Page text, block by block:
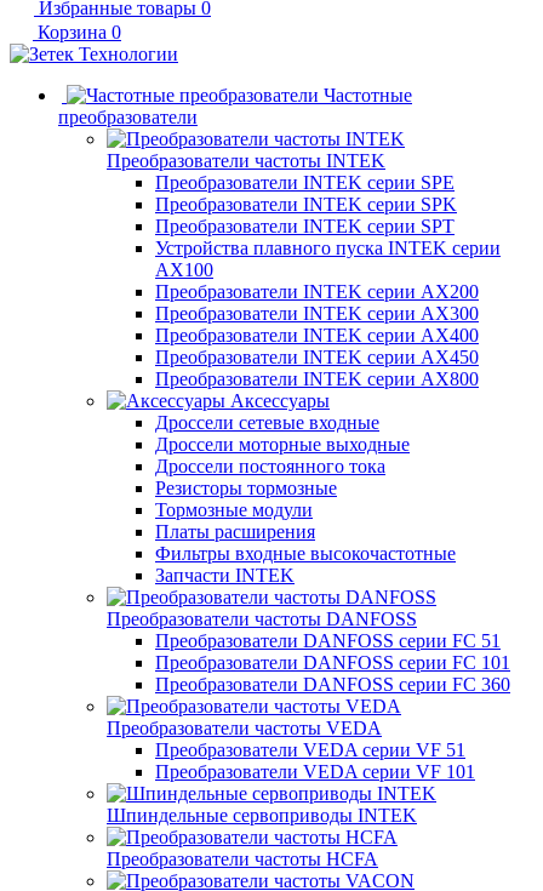
Избранные товары 0
Корзина 0
Частотные
преобразователи
Преобразователи частоты INTEK
Преобразователи INTEK серии SPE
Преобразователи INTEK серии SPK
Преобразователи INTEK серии SPT
Устройства плавного пуска INTEK серии
AX100
Преобразователи INTEK серии AX200
Преобразователи INTEK серии AX300
Преобразователи INTEK серии AX400
Преобразователи INTEK серии AX450
Преобразователи INTEK серии AX800
Аксессуары
Дроссели сетевые входные
Дроссели моторные выходные
Дроссели постоянного тока
Резисторы тормозные
Тормозные модули
Платы расширения
Фильтры входные высокочастотные
Запчасти INTEK
Преобразователи частоты DANFOSS
Преобразователи DANFOSS серии FC 51
Преобразователи DANFOSS серии FC 101
Преобразователи DANFOSS серии FC 360
Преобразователи частоты VEDA
Преобразователи VEDA серии VF 51
Преобразователи VEDA серии VF 101
Шпиндельные сервоприводы INTEK
Преобразователи частоты HCFA